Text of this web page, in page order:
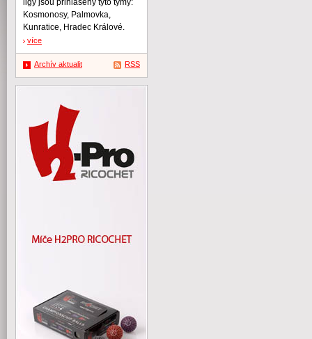
ligy jsou přihlášeny tyto týmy:
Kosmonosy, Palmovka,
Kunratice, Hradec Králové.
více
Archív aktualit RSS